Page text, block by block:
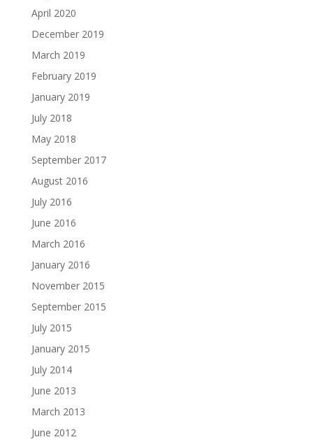
April 2020
December 2019
March 2019
February 2019
January 2019
July 2018
May 2018
September 2017
August 2016
July 2016
June 2016
March 2016
January 2016
November 2015
September 2015
July 2015
January 2015
July 2014
June 2013
March 2013
June 2012